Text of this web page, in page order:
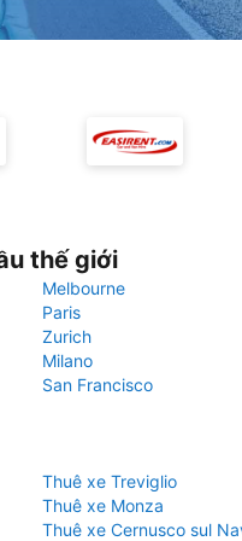
thế giới
Melbourne
Paris
Zurich
Milano
San Francisco
Thuê xe Treviglio
Thuê xe Monza
Thuê xe Cernusco sul